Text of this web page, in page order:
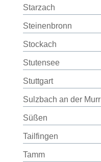
Starzach
Steinenbronn
Stockach
Stutensee
Stuttgart
Sulzbach an der Murr
Süßen
Tailfingen
Tamm